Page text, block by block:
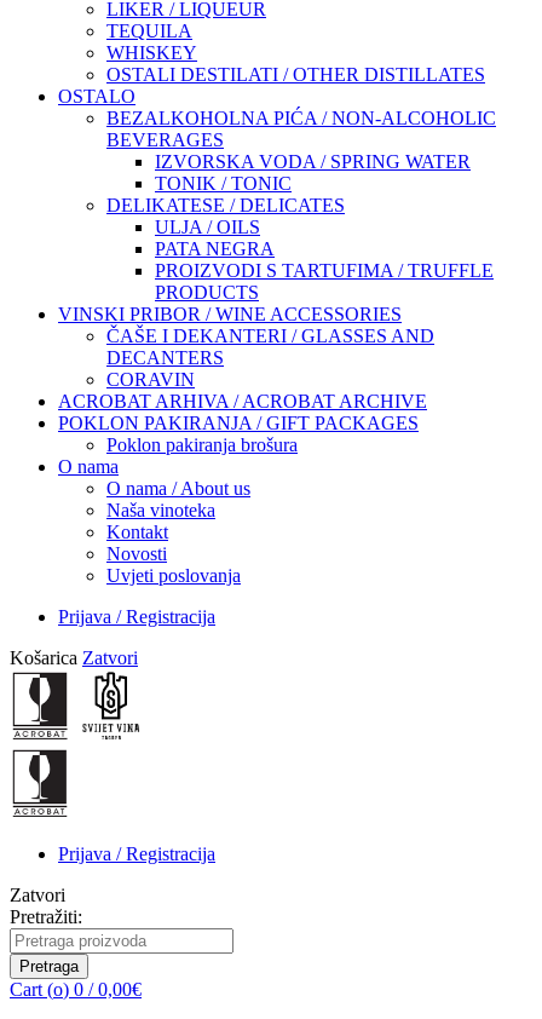
LIKER / LIQUEUR
TEQUILA
WHISKEY
OSTALI DESTILATI / OTHER DISTILLATES
OSTALO
BEZALKOHOLNA PIĆA / NON-ALCOHOLIC
BEVERAGES
IZVORSKA VODA / SPRING WATER
TONIK / TONIC
DELIKATESE / DELICATES
ULJA / OILS
PATA NEGRA
PROIZVODI S TARTUFIMA / TRUFFLE
PRODUCTS
VINSKI PRIBOR / WINE ACCESSORIES
ČAŠE I DEKANTERI / GLASSES AND
DECANTERS
CORAVIN
ACROBAT ARHIVA / ACROBAT ARCHIVE
POKLON PAKIRANJA / GIFT PACKAGES
Poklon pakiranja brošura
O nama
O nama / About us
Naša vinoteka
Kontakt
Novosti
Uvjeti poslovanja
Prijava / Registracija
Košarica Zatvori
Prijava / Registracija
Zatvori
Pretražiti:
Pretraga
Cart (o) 0 / 0,00€